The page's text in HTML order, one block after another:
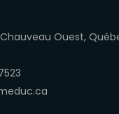
Chauveau Ouest,